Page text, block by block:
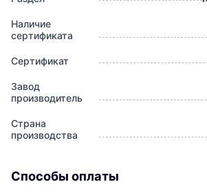
Наличие
сертификата
Сертификат
Завод
производитель
Страна
производства
Способы оплаты